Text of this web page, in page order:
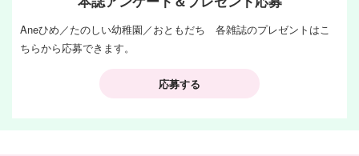
Aneひめ／たのしい幼稚園／おともだち 各雑誌のプレゼントはこ
ちらから応募できます。
応募する